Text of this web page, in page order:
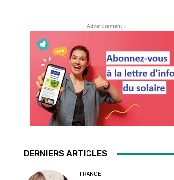
- Advertisement -
DERNIERS ARTICLES
FRANCE